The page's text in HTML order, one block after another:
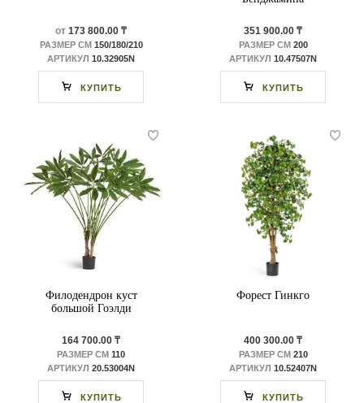
от 173 800.00 ₸
РАЗМЕР СМ 150/180/210
АРТИКУЛ 10.32905N
КУПИТЬ
351 900.00 ₸
РАЗМЕР СМ 200
АРТИКУЛ 10.47507N
КУПИТЬ
Филодендрон куст
большой Гоэлди
164 700.00 ₸
РАЗМЕР СМ 110
АРТИКУЛ 20.53004N
КУПИТЬ
Форест Гинкго
400 300.00 ₸
РАЗМЕР СМ 210
АРТИКУЛ 10.52407N
КУПИТЬ